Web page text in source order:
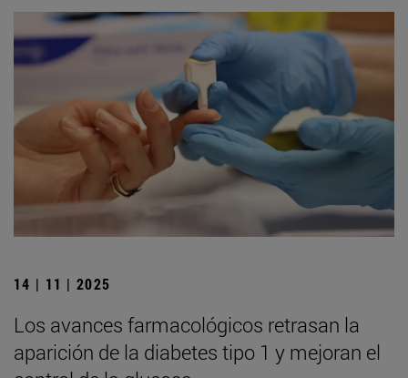
14 | 11 | 2025
Los avances farmacológicos retrasan la
aparición de la diabetes tipo 1 y mejoran el